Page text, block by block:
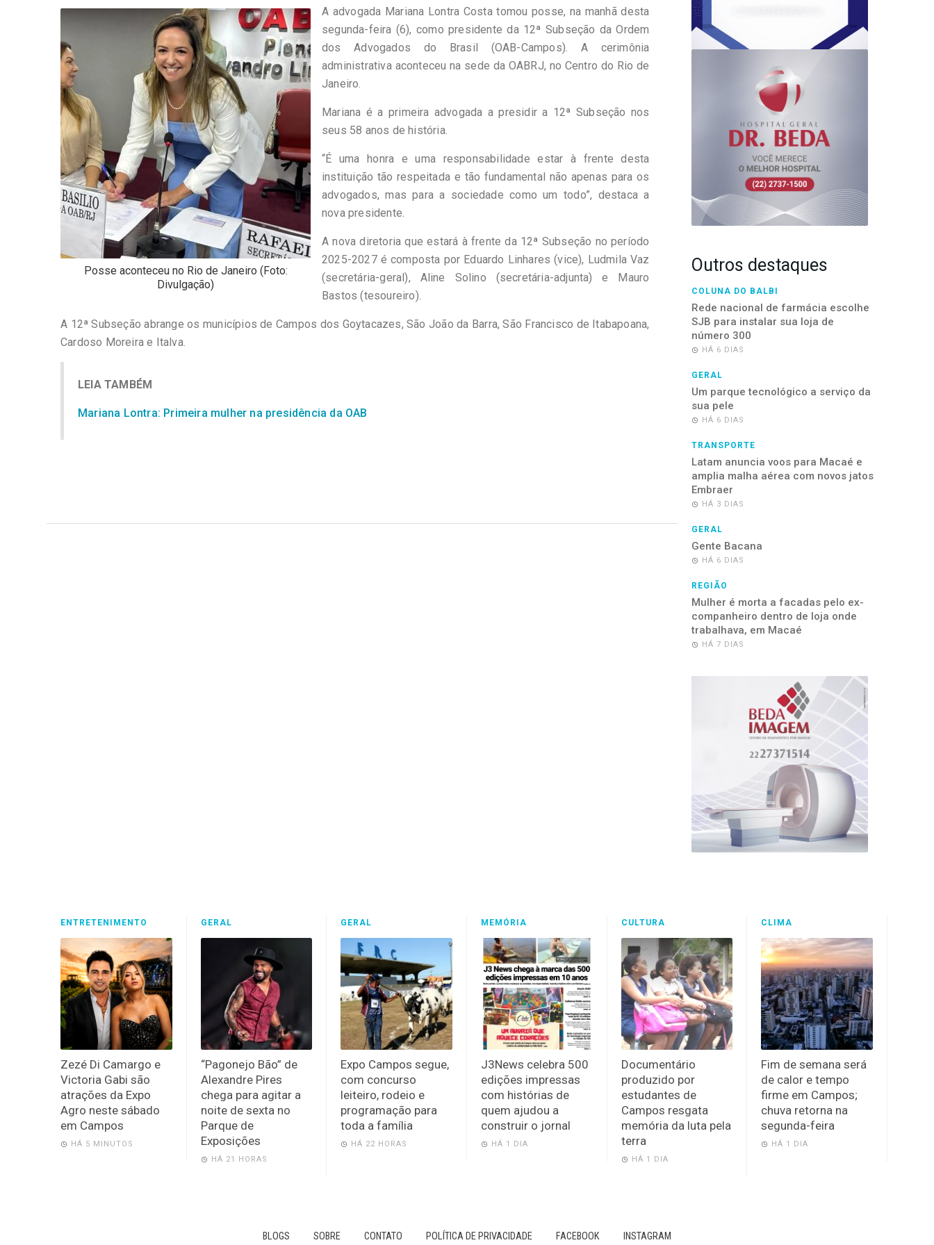
Posse aconteceu no Rio de Janeiro (Foto:
Divulgação)
A advogada Mariana Lontra Costa tomou posse, na manhã desta
segunda-feira (6), como presidente da 12ª Subseção da Ordem
dos Advogados do Brasil (OAB-Campos). A cerimônia
administrativa aconteceu na sede da OABRJ, no Centro do Rio de
Janeiro.
Mariana é a primeira advogada a presidir a 12ª Subseção nos
seus 58 anos de história.
“É uma honra e uma responsabilidade estar à frente desta
instituição tão respeitada e tão fundamental não apenas para os
advogados, mas para a sociedade como um todo”, destaca a
nova presidente.
A nova diretoria que estará à frente da 12ª Subseção no período
2025-2027 é composta por Eduardo Linhares (vice), Ludmila Vaz
(secretária-geral), Aline Solino (secretária-adjunta) e Mauro
Bastos (tesoureiro).
A 12ª Subseção abrange os municípios de Campos dos Goytacazes, São João da Barra, São Francisco de Itabapoana,
Cardoso Moreira e Italva.
LEIA TAMBÉM
Mariana Lontra: Primeira mulher na presidência da OAB
Outros destaques
COLUNA DO BALBI
Rede nacional de farmácia escolhe
SJB para instalar sua loja de
número 300
HÁ 6 DIAS
GERAL
Um parque tecnológico a serviço da
sua pele
HÁ 6 DIAS
TRANSPORTE
Latam anuncia voos para Macaé e
amplia malha aérea com novos jatos
Embraer
HÁ 3 DIAS
GERAL
Gente Bacana
HÁ 6 DIAS
REGIÃO
Mulher é morta a facadas pelo ex-
companheiro dentro de loja onde
trabalhava, em Macaé
HÁ 7 DIAS
ENTRETENIMENTO
Zezé Di Camargo e
Victoria Gabi são
atrações da Expo
Agro neste sábado
em Campos
HÁ 5 MINUTOS
GERAL
“Pagonejo Bão” de
Alexandre Pires
chega para agitar a
noite de sexta no
Parque de
Exposições
HÁ 21 HORAS
GERAL
Expo Campos segue,
com concurso
leiteiro, rodeio e
programação para
toda a família
HÁ 22 HORAS
MEMÓRIA
J3News celebra 500
edições impressas
com histórias de
quem ajudou a
construir o jornal
HÁ 1 DIA
CULTURA
Documentário
produzido por
estudantes de
Campos resgata
memória da luta pela
terra
HÁ 1 DIA
CLIMA
Fim de semana será
de calor e tempo
firme em Campos;
chuva retorna na
segunda-feira
HÁ 1 DIA
BLOGS SOBRE CONTATO POLÍTICA DE PRIVACIDADE FACEBOOK INSTAGRAM